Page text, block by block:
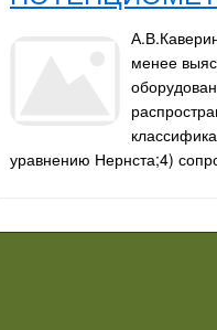
менее
уравнению Нернста;4)